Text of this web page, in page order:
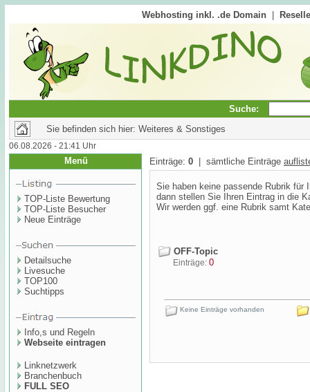
Webhosting inkl. .de Domain
Suche:
Sie befinden sich hier: Weiteres & Sonstiges
06.08.2026 - 21:41 Uhr
Menü
TOP-Liste Bewertung
TOP-Liste Besucher
Neue Einträge
Detailsuche
Livesuche
TOP100
Suchtipps
Info,s und Regeln
Webseite eintragen
Linknetzwerk
Branchenbuch
FULL SEO
Einträge: 0 | sämtliche Einträge
Sie haben keine passende Rubrik für
dann stellen Sie Ihren Eintrag in die
Wir werden ggf. eine Rubrik samt
OFF-Topic
Einträge: 0
Keine Einträge vorhanden